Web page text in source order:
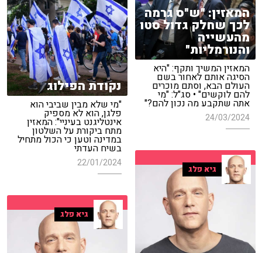
המאזין: "ש"ס גרמה
לכך שחלק גדול סטו
מהעשייה
והנורמליות"
המאזין המשיך ותקף: "היא
הסיגה אותם לאחור בשם
העולם הבא, וסתם מוכרים
להם לוקשים" • סג"ל: "מי
אתה שתקבע מה נכון להם?"
24/03/2024
נקודת הפילוג
"מי שלא מבין שביבי הוא
פלגן, הוא לא מספיק
אינטליגנט בעיניי": המאזין
מתח ביקורת על השלטון
במדינה וטען כי הכול מתחיל
בשיח העדתי
22/01/2024
גיא פלג
גיא פלג